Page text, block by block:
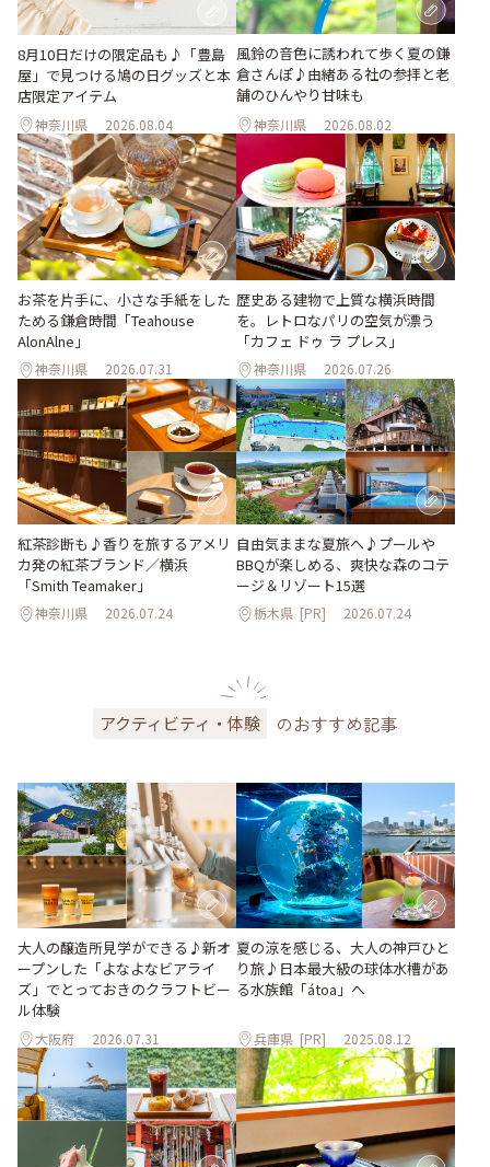
8月10日だけの限定品も♪「豊島
屋」で見つける鳩の日グッズと本
店限定アイテム
神奈川県 2026.08.04
風鈴の音色に誘われて歩く夏の鎌
倉さんぽ♪由緒ある社の参拝と老
舗のひんやり甘味も
神奈川県 2026.08.02
お茶を片手に、小さな手紙をした
ためる鎌倉時間「Teahouse
AlonAlne」
神奈川県 2026.07.31
歴史ある建物で上質な横浜時間
を。レトロなパリの空気が漂う
「カフェ ドゥ ラ プレス」
神奈川県 2026.07.26
紅茶診断も♪香りを旅するアメリ
カ発の紅茶ブランド／横浜
「Smith Teamaker」
神奈川県 2026.07.24
自由気ままな夏旅へ♪プールや
BBQが楽しめる、爽快な森のコテ
ージ＆リゾート15選
栃木県 [PR] 2026.07.24
アクティビティ・体験 のおすすめ記事
大人の醸造所見学ができる♪新オ
ープンした「よなよなビアライ
ズ」でとっておきのクラフトビー
ル体験
大阪府 2026.07.31
夏の涼を感じる、大人の神戸ひと
り旅♪日本最大級の球体水槽があ
る水族館「átoa」へ
兵庫県 [PR] 2025.08.12